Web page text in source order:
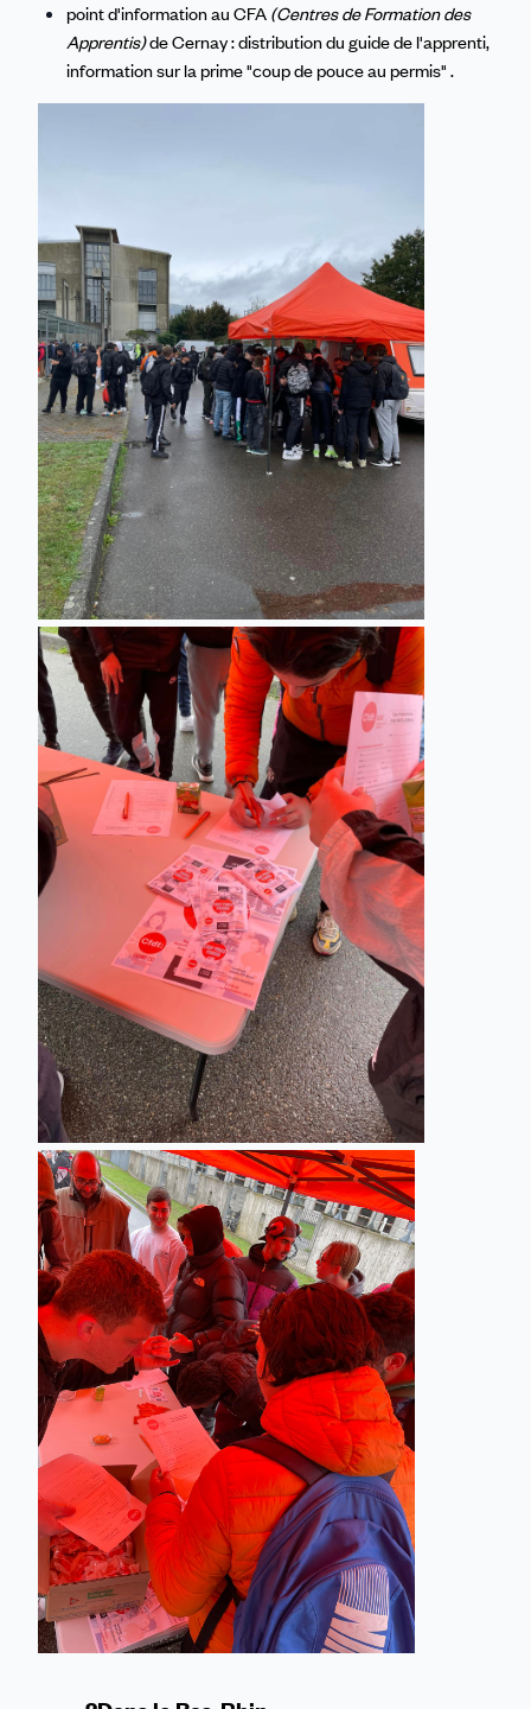
point d'information au CFA (Centres de Formation des
Apprentis)de Cernay : distribution du guide de l'apprenti,
information sur la prime "coup de pouce au permis" .